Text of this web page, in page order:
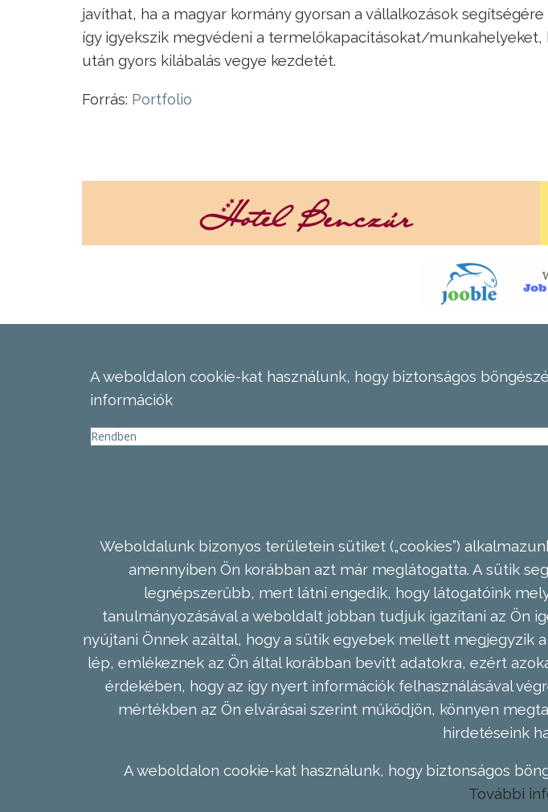
javíthat, ha a magyar kormány gyorsan a vállalkozások
így igyekszik megvédeni a termelőkapacitásokat/munkahelyeket,
után gyors kilábalás vegye kezdetét.
Forrás: Portfolio
A weboldalon cookie-kat használunk, hogy biztonságos
információk
Rendben
Weboldalunk bizonyos területein sütiket („cookies”)
amennyiben Ön korábban azt már meglátogatta. A sütik
legnépszerűbb, mert látni engedik, hogy látogatóink
tanulmányozásával a weboldalt jobban tudjuk igazítani az Ön
nyújtani Önnek azáltal, hogy a sütik egyebek mellett megjegyzik
lép, emlékeznek az Ön által korábban bevitt adatokra, ezért
érdekében, hogy az így nyert információk felhasználásával
mértékben az Ön elvárásai szerint működjön, könnyen
hirdetéseink
A weboldalon cookie-kat használunk, hogy biztonságos
További